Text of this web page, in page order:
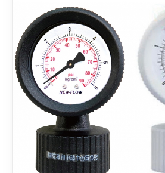
聯絡我們